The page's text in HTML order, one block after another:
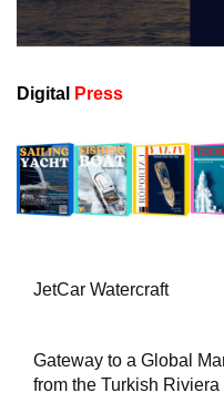
Digital Press
JetCar Watercraft
Gateway to a Global
from the Turkish Riviera